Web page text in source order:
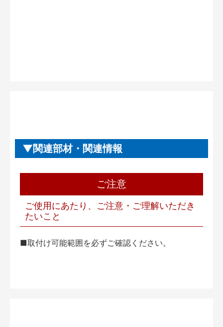
関連部材・関連情報
ご注意
ご使用にあたり、ご注意・ご理解いただき
たいこと
■取付け可能範囲を必ずご確認ください。